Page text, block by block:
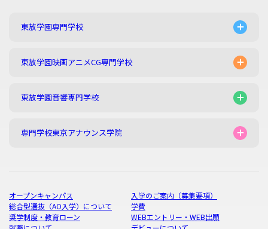
東放学園専門学校
東放学園映画アニメCG専門学校
東放学園音響専門学校
専門学校東京アナウンス学院
オープンキャンパス
入学のご案内（募集要項）
総合型選抜（AO入学）について
学費
奨学制度・教育ローン
WEBエントリー・WEB出願